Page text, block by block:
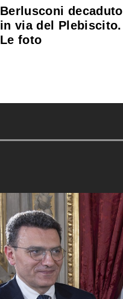
Berlusconi decaduto
in via del Plebiscito.
Le foto